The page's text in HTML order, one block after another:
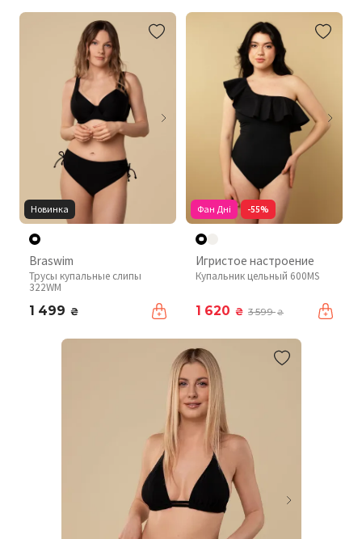
Новинка
Braswim
Трусы купальные слипы
322WM
1 499 ₴
Фан Дні -55%
Игристое настроение
Купальник цельный 600MS
1 620 ₴ 3 599₴